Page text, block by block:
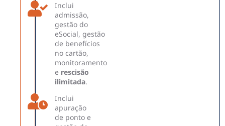
Inclui
admissão,
gestão do
eSocial, gestão
de benefícios
no cartão,
monitoramento
e rescisão
ilimitada.
Inclui
apuração
de ponto e